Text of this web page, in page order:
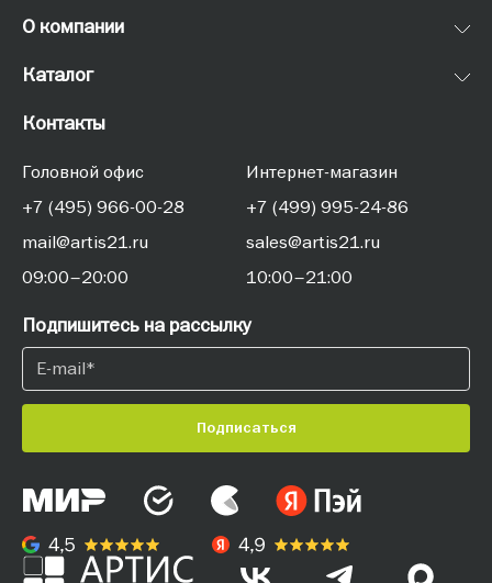
О компании
Каталог
Контакты
Головной офис
+7 (495) 966-00-28
mail@artis21.ru
09:00–20:00
Интернет-магазин
+7 (499) 995-24-86
sales@artis21.ru
10:00–21:00
Подпишитесь на рассылку
Подписаться